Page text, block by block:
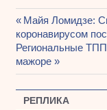
Навигация
по
записям
Предыдущая
запись:
Майя Ломидзе:
коронавирусом
Следующая
запись:
Региональные
мажоре
РЕПЛИКА